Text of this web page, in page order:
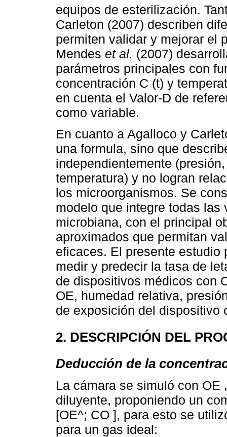
equipos de esterilización.
Carleton (2007) describen
permiten validar y mejorar el
Mendes et al. (2007)
parámetros principales con
concentración C (t) y
en cuenta el Valor-D de
como variable.
En cuanto a Agalloco y
una formula, sino que
independientemente
temperatura) y no logran
los microorganismos. Se
modelo que integre todas
microbiana, con el principal
aproximados que permitan
eficaces. El presente estudio
medir y predecir la tasa de
de dispositivos médicos con
OE, humedad relativa,
de exposición del dispositivo
2. DESCRIPCIÓN DEL
Deducción de la
La cámara se simuló con OE
diluyente, proponiendo un
[OE^; CO ], para esto se
para un gas ideal: